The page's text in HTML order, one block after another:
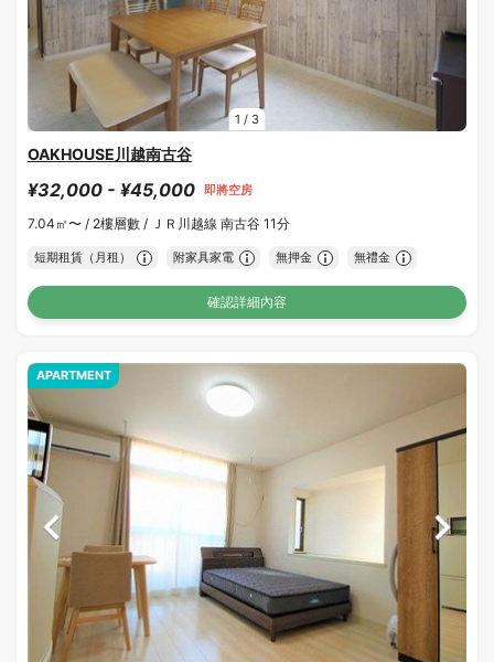
1 / 3
OAKHOUSE川越南古谷
¥32,000 - ¥45,000 即將空房
7.04㎡〜 / 2樓層數 / ＪＲ川越線 南古谷 11分
短期租賃（月租） 附家具家電 無押金 無禮金
確認詳細內容
APARTMENT